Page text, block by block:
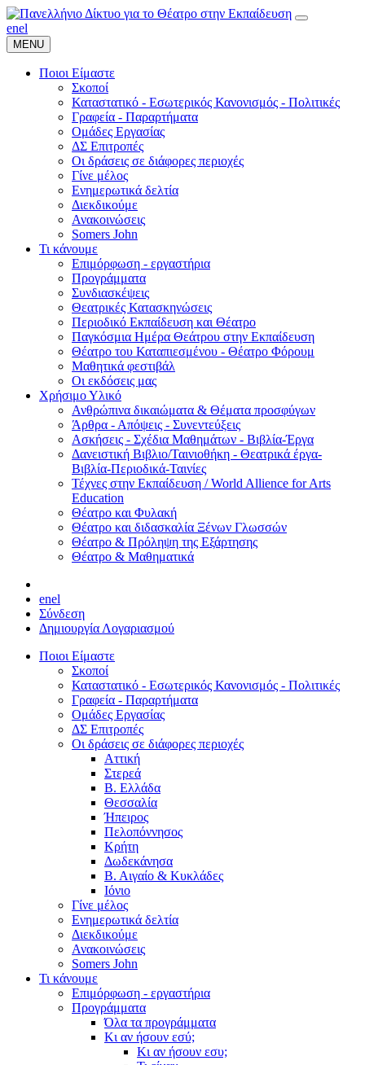
enel
MENU
Ποιοι Είμαστε
Σκοποί
Καταστατικό - Εσωτερικός Κανονισμός - Πολιτικές
Γραφεία - Παραρτήματα
Ομάδες Εργασίας
ΔΣ Επιτροπές
Οι δράσεις σε διάφορες περιοχές
Γίνε μέλος
Ενημερωτικά δελτία
Διεκδικούμε
Ανακοινώσεις
Somers John
Τι κάνουμε
Επιμόρφωση - εργαστήρια
Προγράμματα
Συνδιασκέψεις
Θεατρικές Κατασκηνώσεις
Περιοδικό Εκπαίδευση και Θέατρο
Παγκόσμια Ημέρα Θεάτρου στην Εκπαίδευση
Θέατρο του Καταπιεσμένου - Θέατρο Φόρουμ
Μαθητικά φεστιβάλ
Οι εκδόσεις μας
Χρήσιμο Υλικό
Ανθρώπινα δικαιώματα & Θέματα προσφύγων
Άρθρα - Απόψεις - Συνεντεύξεις
Ασκήσεις - Σχέδια Μαθημάτων - Βιβλία-Έργα
Δανειστική Βιβλιο/Ταινιοθήκη - Θεατρικά έργα-
Βιβλία-Περιοδικά-Ταινίες
Τέχνες στην Εκπαίδευση / World Allience for Arts
Education
Θέατρο και Φυλακή
Θέατρο και διδασκαλία Ξένων Γλωσσών
Θέατρο & Πρόληψη της Εξάρτησης
Θέατρο & Μαθηματικά
enel
Σύνδεση
Δημιουργία Λογαριασμού
Ποιοι Είμαστε
Σκοποί
Καταστατικό - Εσωτερικός Κανονισμός - Πολιτικές
Γραφεία - Παραρτήματα
Ομάδες Εργασίας
ΔΣ Επιτροπές
Οι δράσεις σε διάφορες περιοχές
Αττική
Στερεά
Β. Ελλάδα
Θεσσαλία
Ήπειρος
Πελοπόννησος
Κρήτη
Δωδεκάνησα
Β. Αιγαίο & Κυκλάδες
Ιόνιο
Γίνε μέλος
Ενημερωτικά δελτία
Διεκδικούμε
Ανακοινώσεις
Somers John
Τι κάνουμε
Επιμόρφωση - εργαστήρια
Προγράμματα
Όλα τα προγράμματα
Κι αν ήσουν εσύ;
Κι αν ήσουν εσυ;